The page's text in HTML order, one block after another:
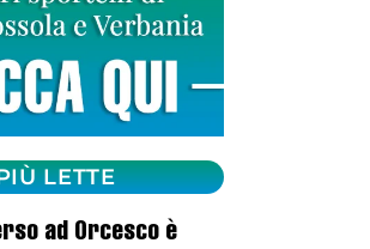
LETTE
ad Orcesco è